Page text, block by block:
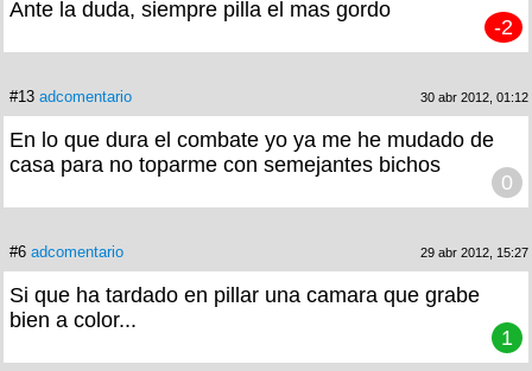
Ante la duda, siempre pilla el mas gordo
-2
#13 adcomentario 30 abr 2012, 01:12
En lo que dura el combate yo ya me he mudado de
casa para no toparme con semejantes bichos
0
#6 adcomentario 29 abr 2012, 15:27
Si que ha tardado en pillar una camara que grabe
bien a color...
1